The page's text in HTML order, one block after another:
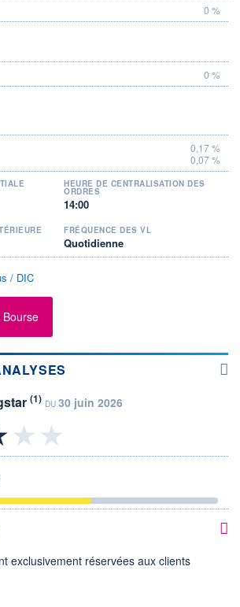
0 %
0 %
0,17 %
0,07 %
HEURE DE CENTRALISATION DES
ORDRES
14:00
FRÉQUENCE DES VL
Quotidienne
/ DIC
(1) DU 30 juin 2026
exclusivement réservées aux clients